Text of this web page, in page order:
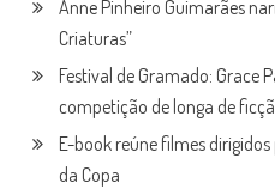
Anne Pinheiro Guimarães
Criaturas”
Festival de Gramado: Grace
competição de longa de
E-book reúne filmes
da Copa